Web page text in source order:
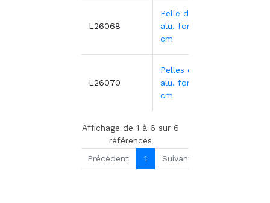
L26068
Pelle denrées
alu. fort 26X14
cm
L26070
Pelles denrées
alu. fort 30X16
cm
Affichage de 1 à 6 sur 6
références
Précédent
1 Suivant